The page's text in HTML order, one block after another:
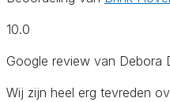
10.0
Google review van Debora
Wij zijn heel erg tevreden